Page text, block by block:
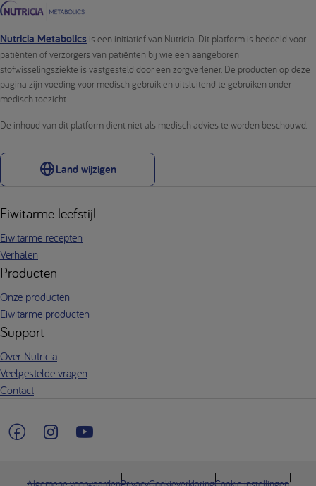
Nutricia Metabolics is een initiatief van Nutricia. Dit platform is bedoeld voor
patiënten of verzorgers van patiënten bij wie een aangeboren
stofwisselingsziekte is vastgesteld door een zorgverlener. De producten op deze
pagina zijn voeding voor medisch gebruik en uitsluitend te gebruiken onder
medisch toezicht.
De inhoud van dit platform dient niet als medisch advies te worden beschouwd.
Land wijzigen
Eiwitarme leefstijl
Eiwitarme recepten
Verhalen
Producten
Onze producten
Eiwitarme producten
Support
Over Nutricia
Veelgestelde vragen
Contact